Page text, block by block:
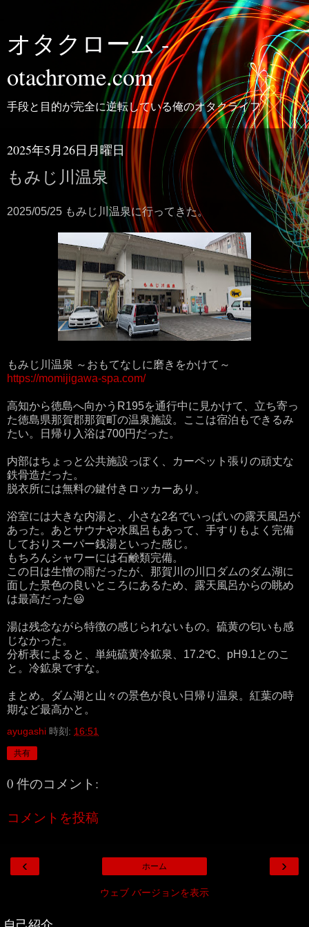
オタクローム -
otachrome.com
手段と目的が完全に逆転している俺のオタクライフ
2025年5月26日月曜日
もみじ川温泉
2025/05/25 もみじ川温泉に行ってきた。
もみじ川温泉 ～おもてなしに磨きをかけて～
https://momijigawa-spa.com/
高知から徳島へ向かうR195を通行中に見かけて、立ち寄っ
た徳島県那賀郡那賀町の温泉施設。ここは宿泊もできるみ
たい。日帰り入浴は700円だった。
内部はちょっと公共施設っぽく、カーペット張りの頑丈な
鉄骨造だった。
脱衣所には無料の鍵付きロッカーあり。
浴室には大きな内湯と、小さな2名でいっぱいの露天風呂が
あった。あとサウナや水風呂もあって、手すりもよく完備
しておりスーパー銭湯といった感じ。
もちろんシャワーには石鹸類完備。
この日は生憎の雨だったが、那賀川の川口ダムのダム湖に
面した景色の良いところにあるため、露天風呂からの眺め
は最高だった😃
湯は残念ながら特徴の感じられないもの。硫黄の匂いも感
じなかった。
分析表によると、単純硫黄冷鉱泉、17.2℃、pH9.1とのこ
と。冷鉱泉ですな。
まとめ。ダム湖と山々の景色が良い日帰り温泉。紅葉の時
期など最高かと。
ayugashi 時刻: 16:51
共有
0 件のコメント:
コメントを投稿
‹ ›
ホーム
ウェブ バージョンを表示